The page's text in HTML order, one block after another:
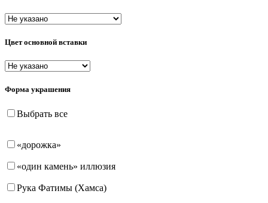
Цвет основной вставки
Форма украшения
Выбрать все
«дорожка»
«один камень» иллюзия
Рука Фатимы (Хамса)